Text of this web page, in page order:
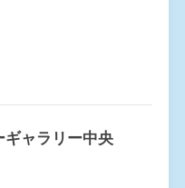
ギャラリー中央